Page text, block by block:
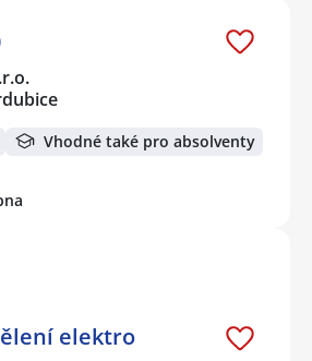
Vhodné také pro absolventy
elektro